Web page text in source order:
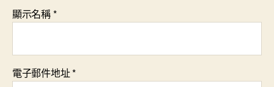
顯示名稱*
電子郵件地址*